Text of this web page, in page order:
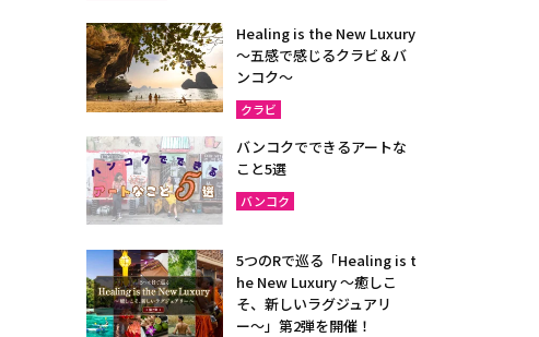
Healing is the New Luxury
～五感で感じるクラビ＆バ
ンコク～
クラビ
バンコクでできるアートな
こと5選
バンコク
5つのRで巡る「Healing is t
he New Luxury ～癒しこ
そ、新しいラグジュアリ
ー〜」第2弾を開催！